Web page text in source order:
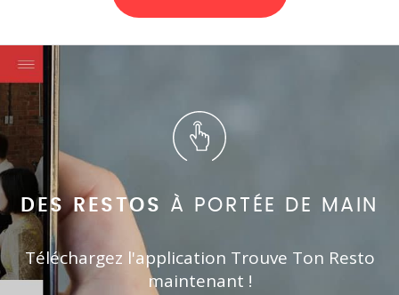
DES RESTOS À PORTÉE DE MAIN
Téléchargez l'application Trouve Ton Resto
maintenant !